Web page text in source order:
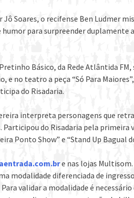
Soares, o recifense Ben Ludmer
para surpreender duplamente
Básico, da Rede Atlântida FM,
no teatro a peça “Só Para
do Risadaria.
interpreta personagens que
Participou do Risadaria pela primeira
Ponto Show” e “Stand Up Bagual
e nas lojas
modalidade diferenciada de
validar a modalidade é necessário